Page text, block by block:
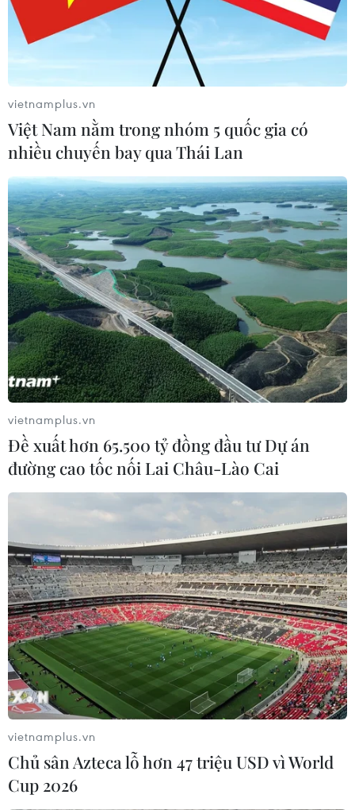
vietnamplus.vn
Việt Nam nằm trong nhóm 5 quốc gia có
nhiều chuyến bay qua Thái Lan
vietnamplus.vn
Đề xuất hơn 65.500 tỷ đồng đầu tư Dự án
đường cao tốc nối Lai Châu-Lào Cai
vietnamplus.vn
Chủ sân Azteca lỗ hơn 47 triệu USD vì World
Cup 2026